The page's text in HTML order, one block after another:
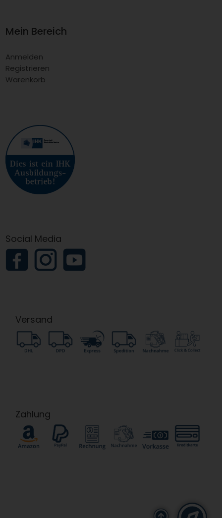
Mein Bereich
Anmelden
Registrieren
Warenkorb
Social Media
Versand
Zahlung